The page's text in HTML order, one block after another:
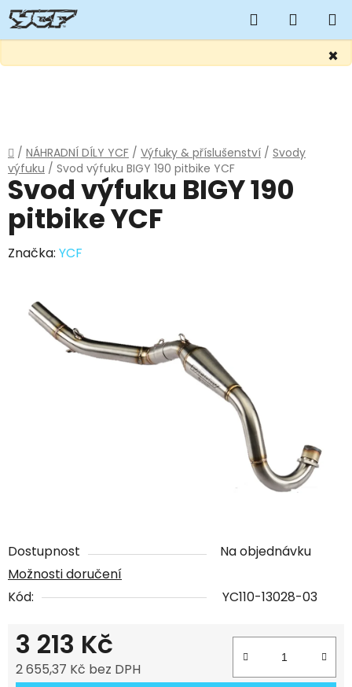
×
Hledat
KOŠÍK
Domů
/ NÁHRADNÍ DÍLY YCF / Výfuky & příslušenství / Svody
výfuku / Svod výfuku BIGY 190 pitbike YCF
Dostupnost
Na objednávku
Možnosti doručení
Kód:
YC110-13028-03
3 213 Kč
2 655,37 Kč bez DPH
Svod výfuku BIGY 190
pitbike YCF
Značka: YCF